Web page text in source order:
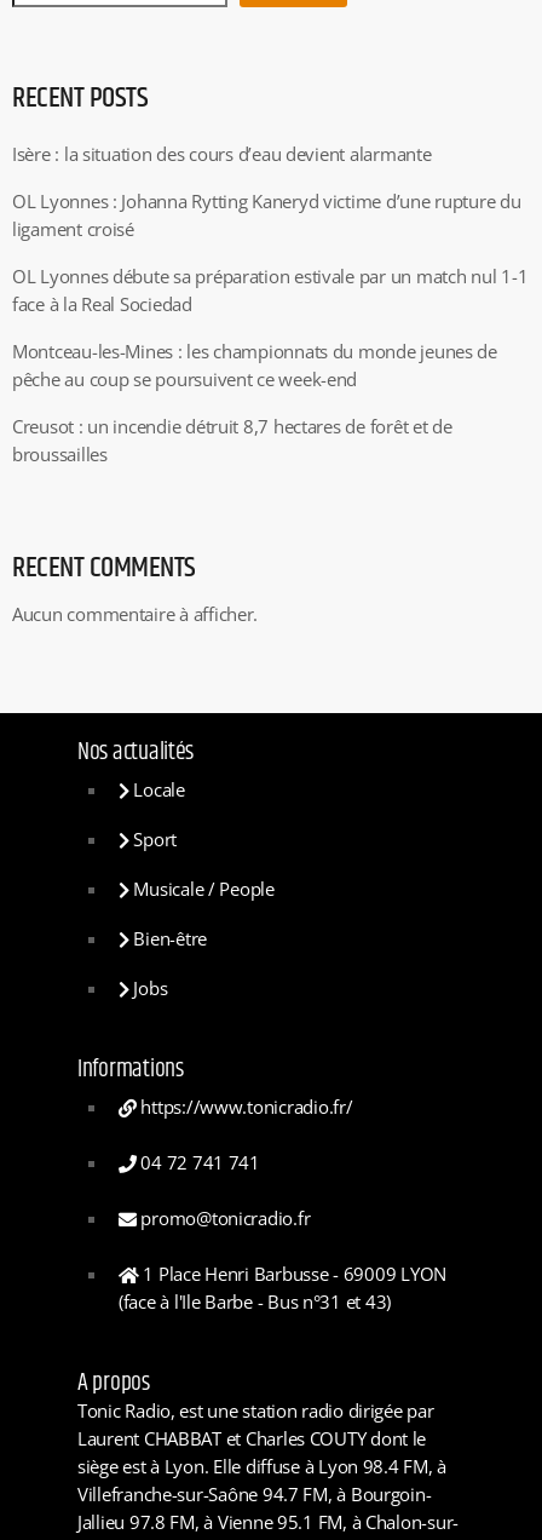
RECENT POSTS
Isère : la situation des cours d’eau devient alarmante
OL Lyonnes : Johanna Rytting Kaneryd victime d’une rupture du
ligament croisé
OL Lyonnes débute sa préparation estivale par un match nul 1-1
face à la Real Sociedad
Montceau-les-Mines : les championnats du monde jeunes de
pêche au coup se poursuivent ce week-end
Creusot : un incendie détruit 8,7 hectares de forêt et de
broussailles
RECENT COMMENTS
Aucun commentaire à afficher.
Nos actualités
Locale
Sport
Musicale / People
Bien-être
Jobs
Informations
https://www.tonicradio.fr/
04 72 741 741
promo@tonicradio.fr
1 Place Henri Barbusse - 69009 LYON
(face à l'Ile Barbe - Bus n°31 et 43)
A propos
Tonic Radio, est une station radio dirigée par
Laurent CHABBAT et Charles COUTY dont le
siège est à Lyon. Elle diffuse à Lyon 98.4 FM, à
Villefranche-sur-Saône 94.7 FM, à Bourgoin-
Jallieu 97.8 FM, à Vienne 95.1 FM, à Chalon-sur-